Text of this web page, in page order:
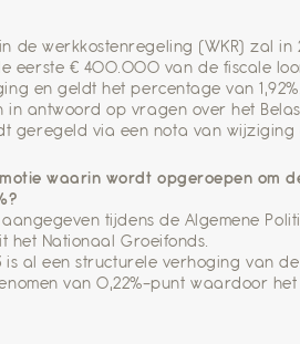
de werkkostenregeling (WKR) zal
eerste € 400.000 van de fiscale
en geldt het percentage van
in antwoord op vragen over het
geregeld via een nota van wijziging
waarin wordt opgeroepen om
tijdens de Algemene
het Nationaal Groeifonds.
is al een structurele verhoging van
van 0,22%-punt waardoor het